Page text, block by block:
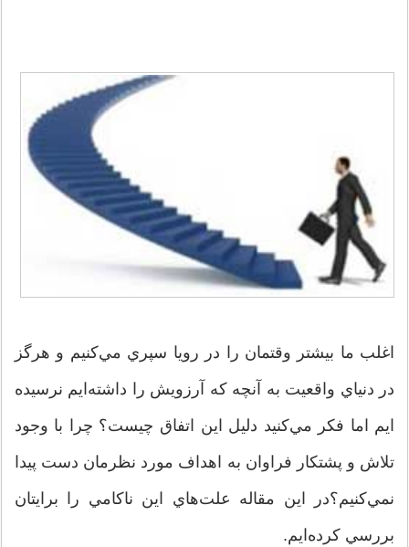
اغلب ما بيشتر وقتمان را در رويا سپري مي‌کنيم و هرگز
در دنياي واقعيت به آنچه که آرزويش را داشته‌ايم نرسيده‌
ايم اما فکر مي‌کنيد دليل اين اتفاق چيست؟ چرا با وجود
تلاش و پشتکار فراوان به اهداف مورد نظرمان دست پيدا
نمي‌کنيم؟در اين مقاله علت‌هاي اين ناکامي را برايتان
بررسي کرده‌ايم.